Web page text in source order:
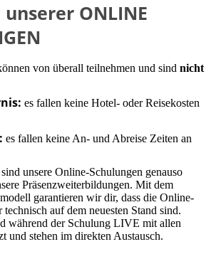
unserer ONLINE
von überall teilnehmen und sindnicht
es fallen keine Hotel- oder Reisekosten
es fallen keine An- und Abreise Zeiten an
unsere Online-Schulungen genauso
Präsenzweiterbildungen. Mit dem
garantieren wir dir, dass die Online-
auf dem neuesten Stand sind.
während der Schulung LIVE mit allen
und stehen im direkten Austausch.